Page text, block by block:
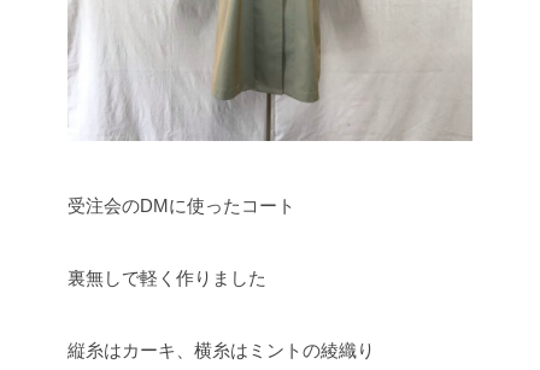
受注会のDMに使ったコート
裏無しで軽く作りました
縦糸はカーキ、横糸はミントの綾織り